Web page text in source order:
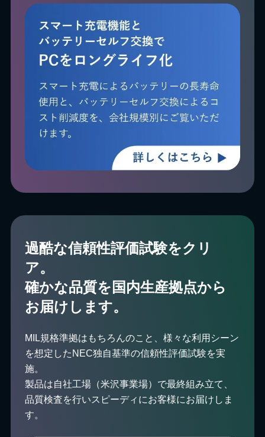
過酷な信頼性評価試験をクリ
ア。
確かな品質を国内生産拠点から
お届けします。
MIL規格準拠はもちろんのこと、様々な利用シーン
を想定したNEC独自基準の信頼性評価試験を実
施。
製品は自社工場（米沢事業場）で最終組み立て、
品質検査を行いスピーディにお客様にお届けしま
す。